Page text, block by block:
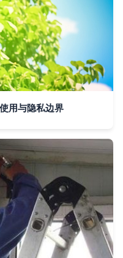
用与隐私边界